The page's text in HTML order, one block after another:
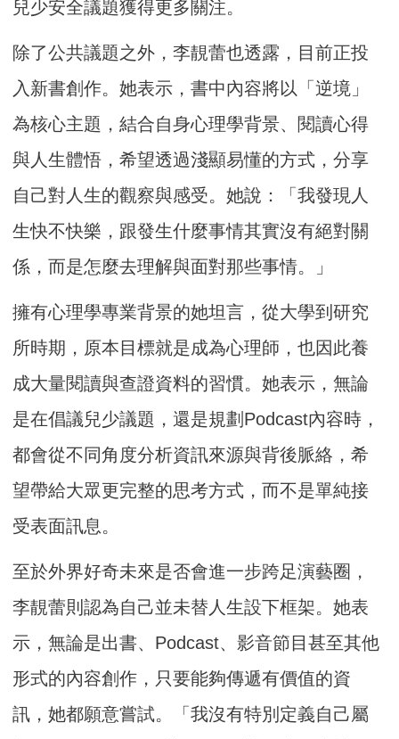
兒少安全議題獲得更多關注。
除了公共議題之外，李靚蕾也透露，目前正投
入新書創作。她表示，書中內容將以「逆境」
為核心主題，結合自身心理學背景、閱讀心得
與人生體悟，希望透過淺顯易懂的方式，分享
自己對人生的觀察與感受。她說：「我發現人
生快不快樂，跟發生什麼事情其實沒有絕對關
係，而是怎麼去理解與面對那些事情。」
擁有心理學專業背景的她坦言，從大學到研究
所時期，原本目標就是成為心理師，也因此養
成大量閱讀與查證資料的習慣。她表示，無論
是在倡議兒少議題，還是規劃Podcast內容時，
都會從不同角度分析資訊來源與背後脈絡，希
望帶給大眾更完整的思考方式，而不是單純接
受表面訊息。
至於外界好奇未來是否會進一步跨足演藝圈，
李靚蕾則認為自己並未替人生設下框架。她表
示，無論是出書、Podcast、影音節目甚至其他
形式的內容創作，只要能夠傳遞有價值的資
訊，她都願意嘗試。「我沒有特別定義自己屬